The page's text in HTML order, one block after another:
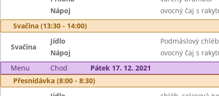
Nápoj
ovocný čaj s
Svačina (13:30 - 14:00)
Svačina
Jídlo
Podmáslový
Nápoj
ovocný čaj s
Menu
Chod
Pátek 17. 12. 2021
Přesnídávka (8:00 - 8:30)